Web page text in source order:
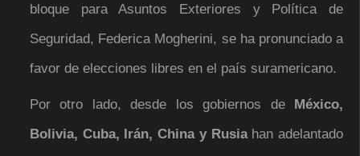
bloque para Asuntos Exteriores y Política de
Seguridad, Federica Mogherini, se ha pronunciado a
favor de elecciones libres en el país suramericano.
Por otro lado, desde los gobiernos de México,
Bolivia, Cuba, Irán, China y Rusiahan adelantado